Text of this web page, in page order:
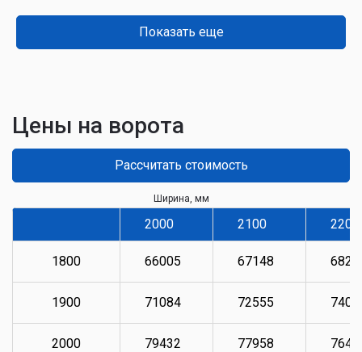
Показать еще
Цены на ворота
Рассчитать стоимость
Ширина, мм
2000 2100 2200
1800 66005 67148
1900 71084 72555
2000 79432 77958